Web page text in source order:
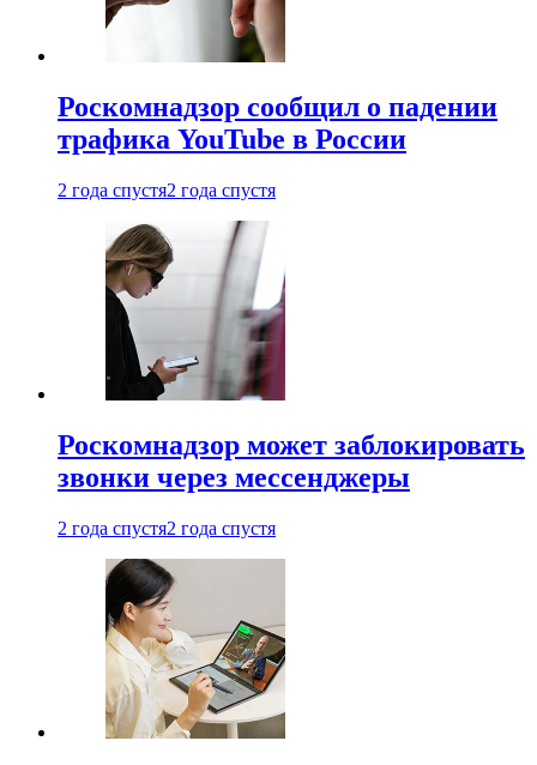
Роскомнадзор сообщил о падении
трафика YouTube в России
2 года спустя2 года спустя
Роскомнадзор может заблокировать
звонки через мессенджеры
2 года спустя2 года спустя